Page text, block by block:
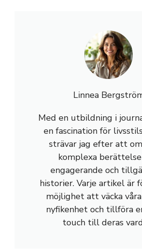
Linnea
Med en utbildning i
en fascination för
strävar jag efter att
komplexa
engagerande och
historier. Varje artikel är
möjlighet att väcka
nyfikenhet och tillföra
touch till deras